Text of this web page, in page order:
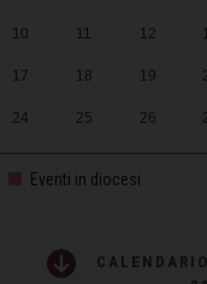
10 11 12
17 18 19
24 25 26
Eventi in diocesi